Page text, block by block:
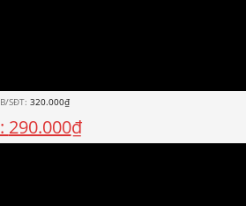
320.000₫
290.000₫